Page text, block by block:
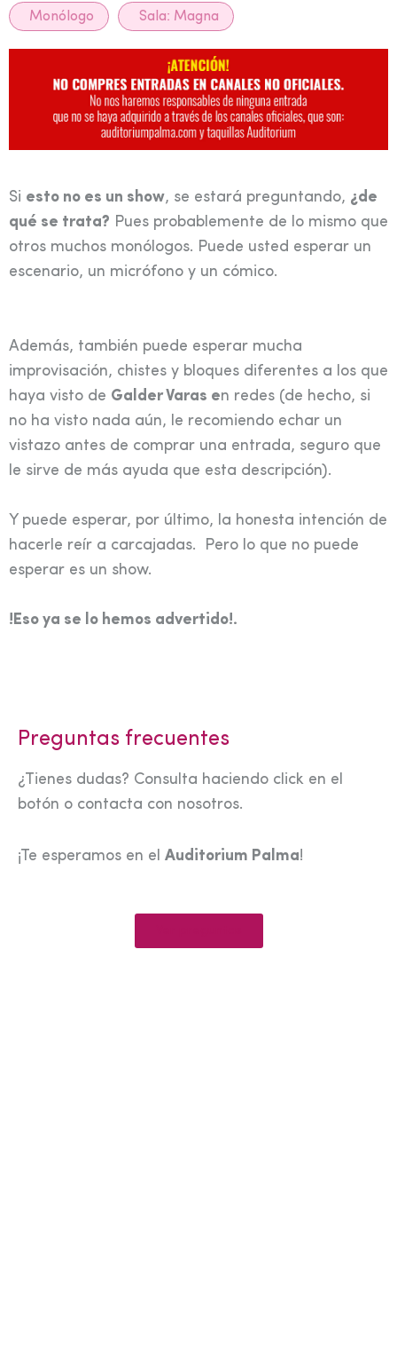
Monólogo Sala: Magna
Si esto no es un show, se estará preguntando, ¿de
qué se trata? Pues probablemente de lo mismo que
otros muchos monólogos. Puede usted esperar un
escenario, un micrófono y un cómico.
Además, también puede esperar mucha
improvisación, chistes y bloques diferentes a los que
haya visto de Galder Varas en redes (de hecho, si
no ha visto nada aún, le recomiendo echar un
vistazo antes de comprar una entrada, seguro que
le sirve de más ayuda que esta descripción).
Y puede esperar, por último, la honesta intención de
hacerle reír a carcajadas. Pero lo que no puede
esperar es un show.
!Eso ya se lo hemos advertido!.
Preguntas frecuentes
¿Tienes dudas? Consulta haciendo click en el
botón o contacta con nosotros.
¡Te esperamos en el Auditorium Palma!